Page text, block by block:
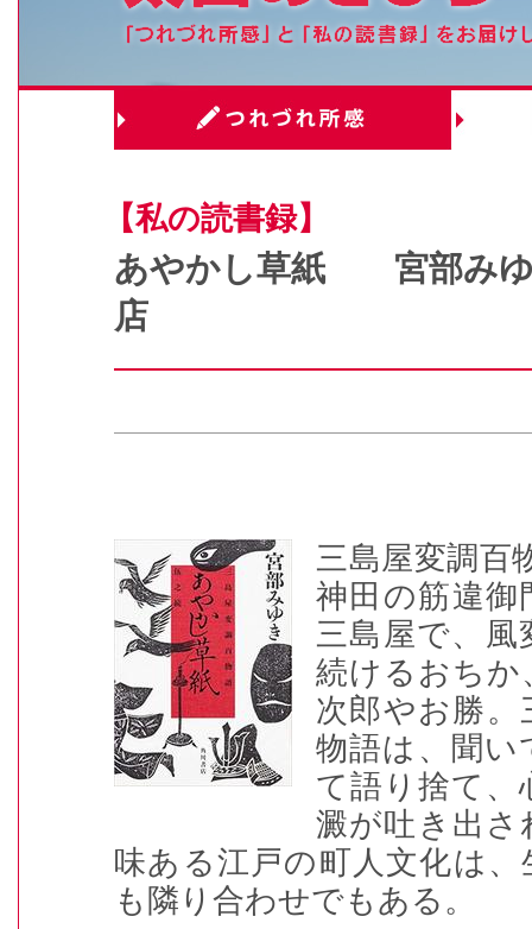
【私の読書録】
あやかし草紙 宮部み
店
三島屋変調百
神田の筋違御
三島屋で、
続けるおちか
次郎やお勝。
物語は、聞い
て語り捨て、
澱が吐き出さ
味ある江戸の町人文化は
も隣り合わせでもある。